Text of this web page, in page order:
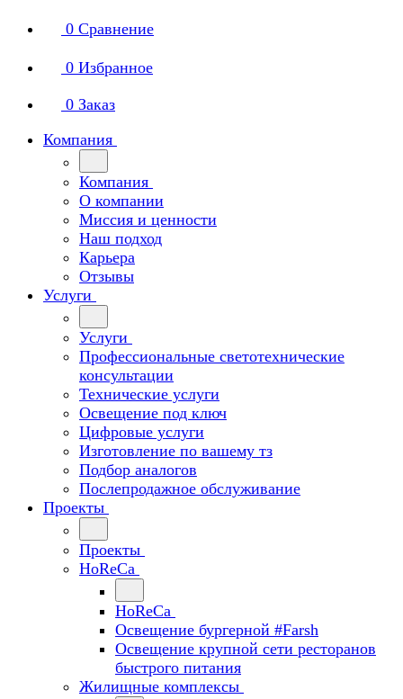
0 Сравнение
0 Избранное
0 Заказ
Компания
Компания
О компании
Миссия и ценности
Наш подход
Карьера
Отзывы
Услуги
Услуги
Профессиональные светотехнические
консультации
Технические услуги
Освещение под ключ
Цифровые услуги
Изготовление по вашему тз
Подбор аналогов
Послепродажное обслуживание
Проекты
Проекты
HoReCa
HoReCa
Освещение бургерной #Farsh
Освещение крупной сети ресторанов
быстрого питания
Жилищные комплексы